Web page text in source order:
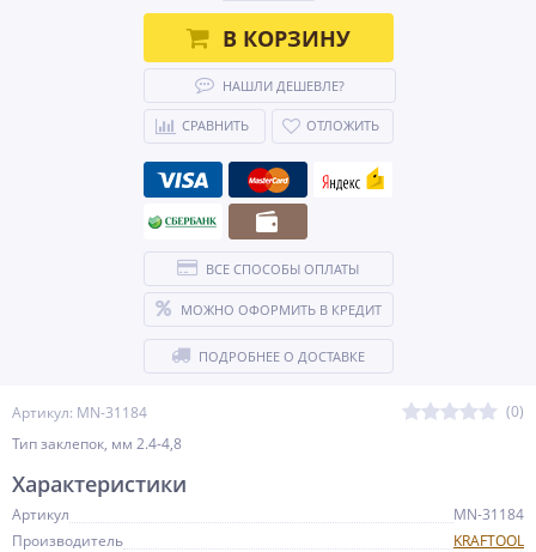
Артикул: MN-31184
(0)
Тип заклепок, мм 2.4-4,8
В КОРЗИНУ
НАШЛИ ДЕШЕВЛЕ?
СРАВНИТЬ ОТЛОЖИТЬ
ВСЕ СПОСОБЫ ОПЛАТЫ
МОЖНО ОФОРМИТЬ В КРЕДИТ
ПОДРОБНЕЕ О ДОСТАВКЕ
Характеристики
Артикул
MN-31184
Производитель
KRAFTOOL